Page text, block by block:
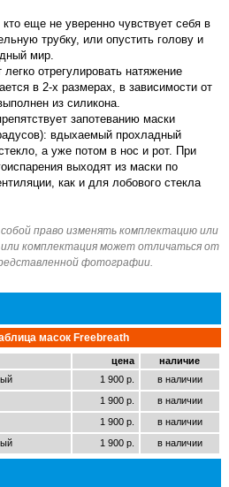
еще не уверенно чувствует себя в
трубку, или опустить голову и
мир.
отрегулировать натяжение
в 2-х размерах, в зависимости от
из силикона.
запотеванию маски
вдыхаемый прохладный
а уже потом в нос и рот. При
выходят из маски по
как и для лобового стекла
масок Freebreath
цена
наличие
1 900 р.
в наличии
1 900 р.
в наличии
1 900 р.
в наличии
1 900 р. в наличии